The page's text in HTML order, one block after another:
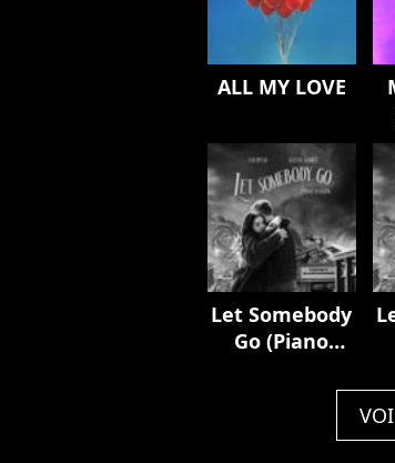
ALL MY LOVE
Let Somebody
Go (Piano